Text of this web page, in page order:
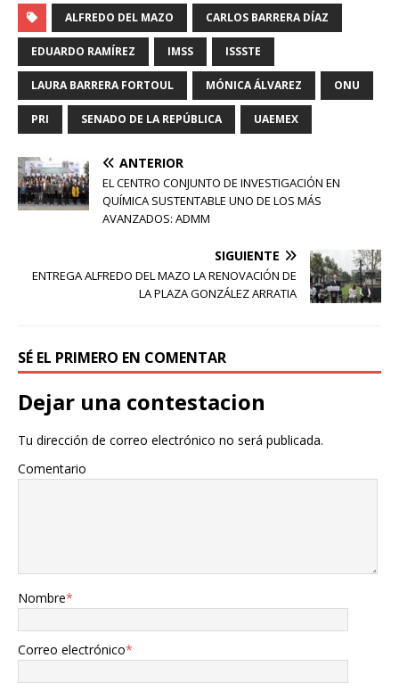
ALFREDO DEL MAZO CARLOS BARRERA DÍAZ
EDUARDO RAMÍREZ IMSS ISSSTE
LAURA BARRERA FORTOUL MÓNICA ÁLVAREZ ONU
PRI SENADO DE LA REPÚBLICA UAEMEX
ANTERIOR
EL CENTRO CONJUNTO DE INVESTIGACIÓN EN
QUÍMICA SUSTENTABLE UNO DE LOS MÁS
AVANZADOS: ADMM
SIGUIENTE
ENTREGA ALFREDO DEL MAZO LA RENOVACIÓN DE
LA PLAZA GONZÁLEZ ARRATIA
SÉ EL PRIMERO EN COMENTAR
Dejar una contestacion
Tu dirección de correo electrónico no será publicada.
Comentario
Nombre*
Correo electrónico*